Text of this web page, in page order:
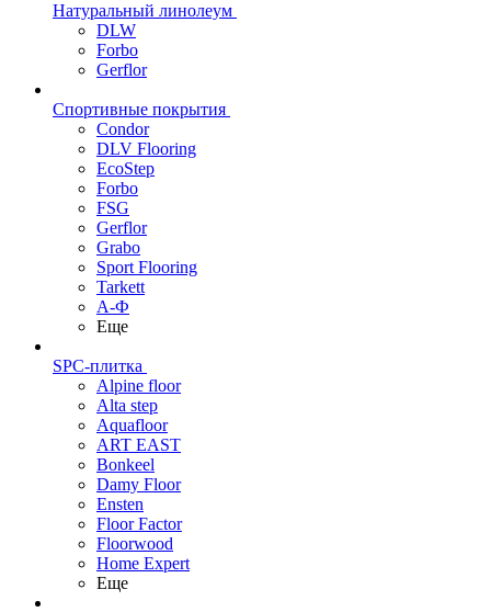
Натуральный линолеум
DLW
Forbo
Gerflor
Спортивные покрытия
Condor
DLV Flooring
EcoStep
Forbo
FSG
Gerflor
Grabo
Sport Flooring
Tarkett
А-Ф
Еще
SPC-плитка
Alpine floor
Alta step
Aquafloor
ART EAST
Bonkeel
Damy Floor
Ensten
Floor Factor
Floorwood
Home Expert
Еще